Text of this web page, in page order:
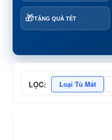
🎁TẶNG QUÀ TẾT
LỌC: Loại Tủ Mát